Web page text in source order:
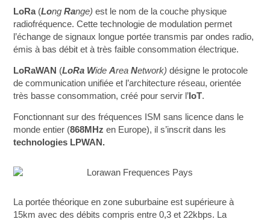
LoRa(LongRange) est le nom de la couche physique
radiofréquence. Cette technologie de modulation permet
l’échange de signaux longue portée transmis par ondes radio,
émis à bas débit et à très faible consommation électrique.
LoRaWAN (LoRa WideAreaNetwork) désigne le protocole
de communication unifiée et l’architecture réseau, orientée
très basse consommation, créé pour servir l’ IoT.
Fonctionnant sur des fréquences ISM sans licence dans le
monde entier (868MHz en Europe), il s’inscrit dans les
technologies LPWAN.
La portée théorique en zone suburbaine est supérieure à
15km avec des débits compris entre 0,3 et 22kbps. La